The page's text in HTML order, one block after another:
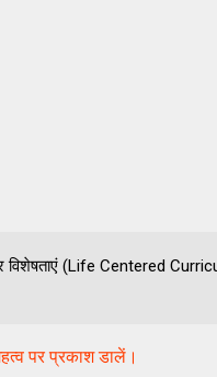
(Life Centered
पर प्रकाश डालें।